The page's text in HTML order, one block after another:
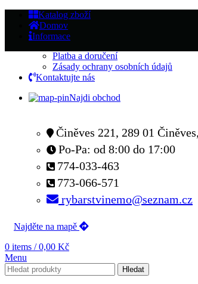
Katalog zboží
Domov
Informace
Platba a doručení
Zásady ochrany osobních údajů
Kontaktujte nás
Najdi obchod
Činěves 221, 289 01
Po-Pa: od 8:00 do 17:00
774-033-463
773-066-571
rybarstvinemo@seznam.cz
Najděte na mapě
0 items / 0,00 Kč
Menu
Hledat